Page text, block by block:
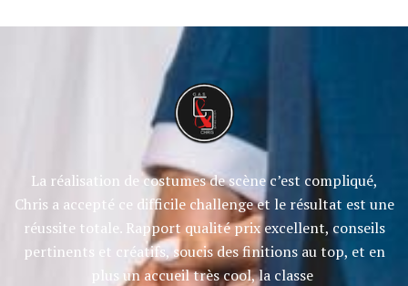
La réalisation de costumes de scène c’est compliqué,
Chris a accepté ce difficile challenge et le résultat est une
réussite totale. Rapport qualité prix excellent, conseils
pertinents et créatifs, soucis des finitions au top, et en
plus un accueil très cool, la classe